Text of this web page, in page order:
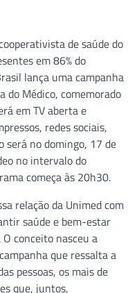
de saúde do
em 86% do
lança uma campanha
do Médico, comemorado
em TV aberta e
redes sociais,
no domingo, 17 de
no intervalo do
começa às 20h30.
relação da Unimed com
saúde e bem-estar
conceito nasceu a
que ressalta a
pessoas, os mais de
que, juntos,